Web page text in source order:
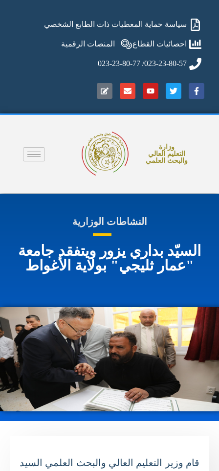
سياسة حماية المعطيات ذات الطابع الشخصي
احصائيات القطاع المنصات الرقمية
023-23-80-57/ 023-23-80-77
وزارة
التعليم العالي
والبحث العلمي
النشاطات الوزارية
السيّد بداري يزور ويتفقد جامعة
"عمار ثليجي" بولاية الأغواط
قام وزير التعليم العالي والبحث العلمي السيد